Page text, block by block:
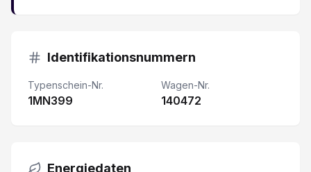
DAB+ Digital Audio Broadcast
Geschwindigkeitslimit Assistent
Identifikationsnummern
Typenschein-Nr.
1MN399
Wagen-Nr.
140472
Energiedaten